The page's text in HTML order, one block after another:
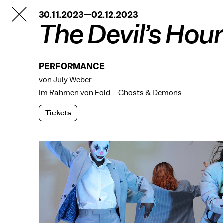
TANZFABRIK
BERLIN30.11.2023—02.12.2023
The Devil’s Hour
PERFORMANCE
von July Weber
Im Rahmen von Fold – Ghosts & Demons
Tickets